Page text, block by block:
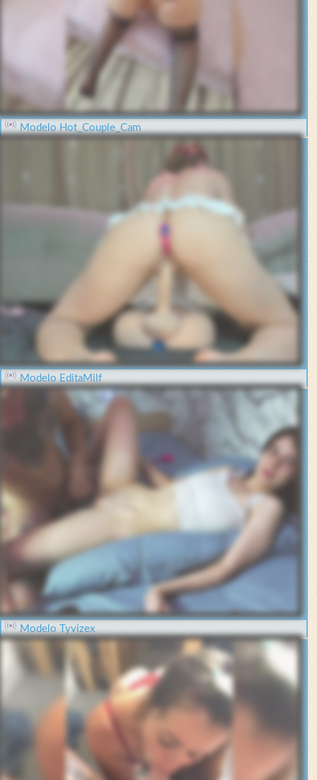
Modelo Hot_Couple_Cam
Modelo EditaMilf
Modelo Tyvizex